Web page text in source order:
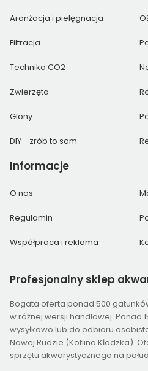
Aranżacja i pielęgnacja
Filtracja
Technika CO2
Zwierzęta
Glony
DIY - zrób to sam
Informacje
O nas
Regulamin
Współpraca i reklama
Profesjonalny sklep
Bogata oferta ponad 500
w różnej wersji handlowej. Ponad
wysyłkowo lub do odbioru
Nowej Rudzie (Kotlina Kłodzka).
sprzętu akwarystycznego na